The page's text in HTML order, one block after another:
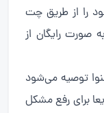
را از طریق چت
صورت رایگان از
توصیه می‌شود
برای رفع مشکل